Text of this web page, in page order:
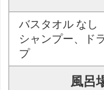
バスタオル なし
シャンプー、ド
プ
風呂